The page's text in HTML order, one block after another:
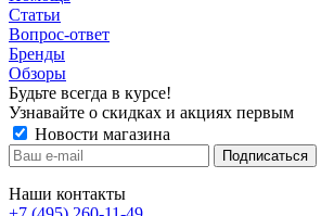
Статьи
Вопрос-ответ
Бренды
Обзоры
Будьте всегда в курсе!
Узнавайте о скидках и акциях первым
Новости магазина
Наши контакты